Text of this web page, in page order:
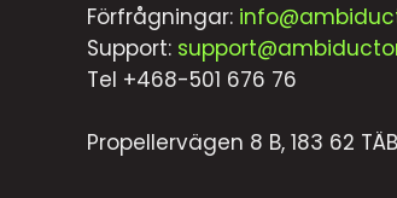
Förfrågningar:
Support:
Tel +468-501 676 76
Propellervägen 8 B, 183 62